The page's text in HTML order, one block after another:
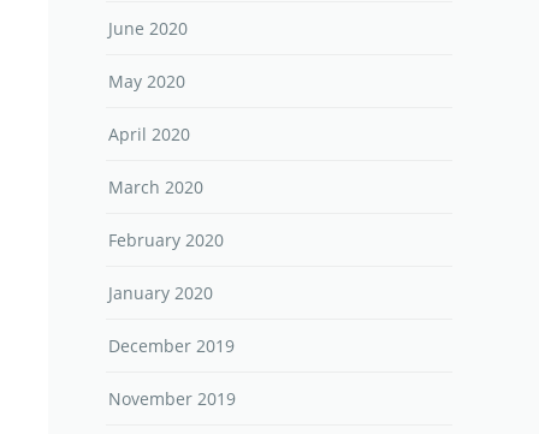
June 2020
May 2020
April 2020
March 2020
February 2020
January 2020
December 2019
November 2019